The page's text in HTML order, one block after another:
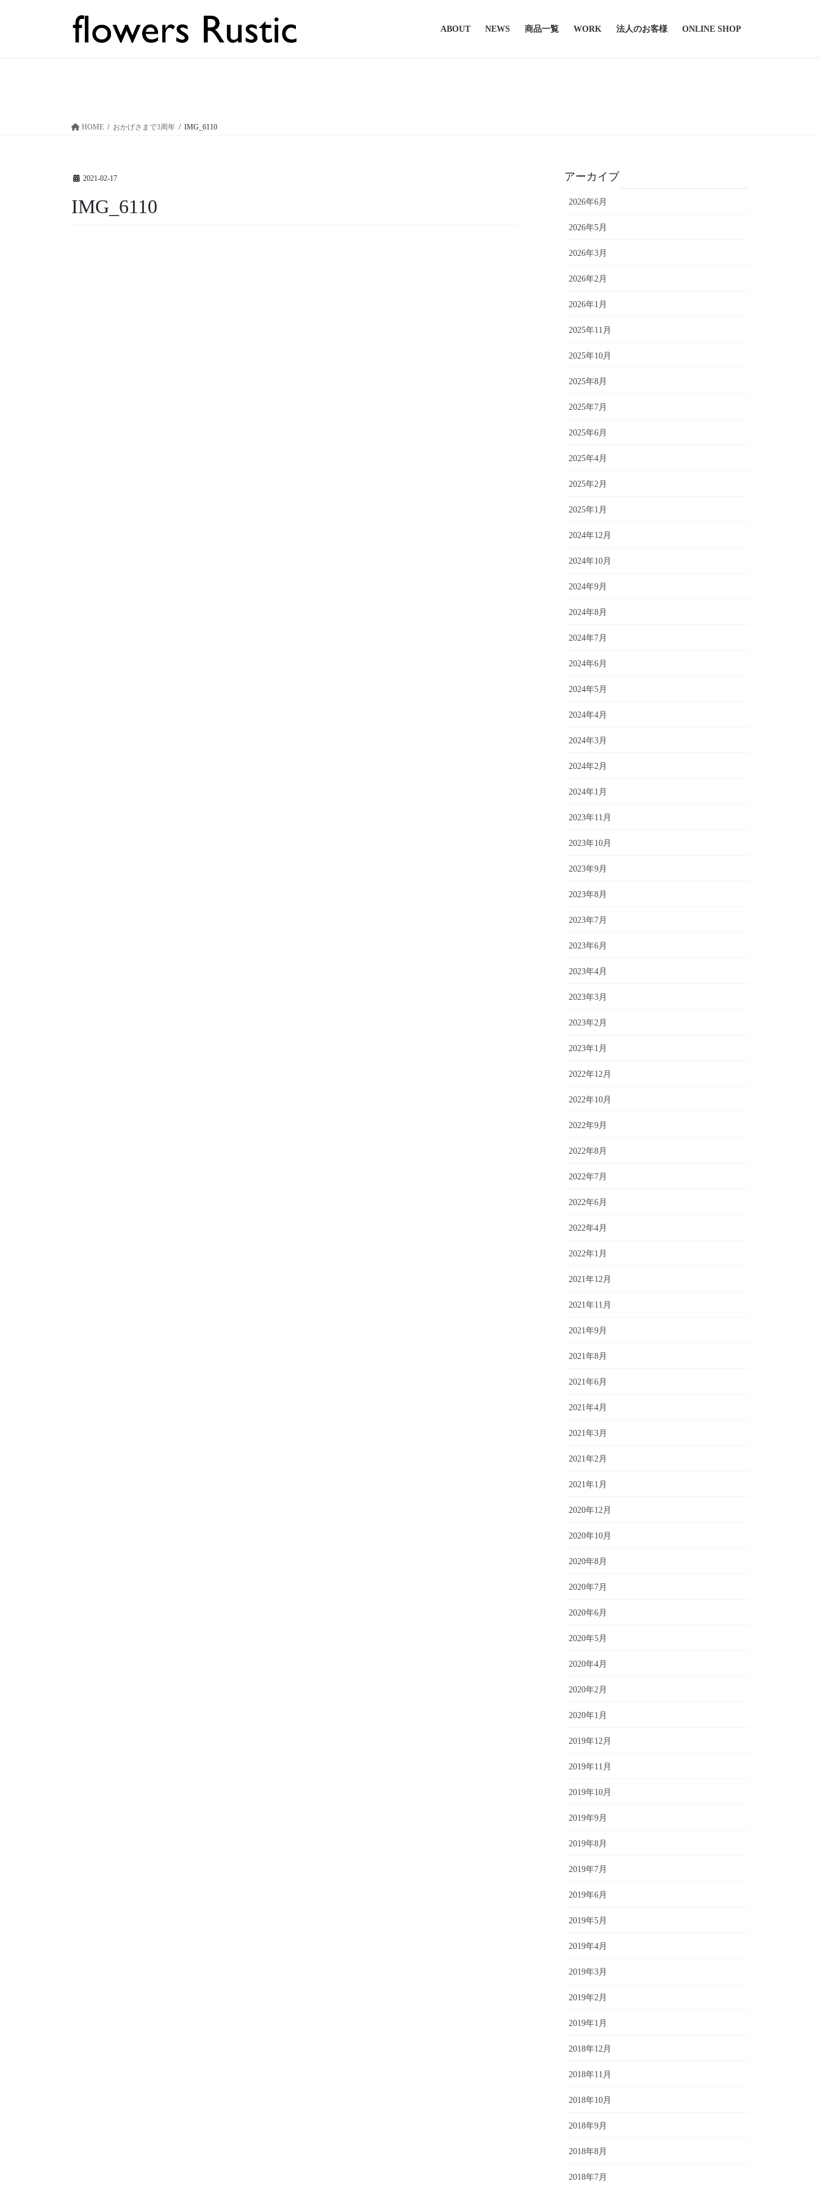
ABOUT NEWS 商品一覧 WORK 法人のお客様 ONLINE SHOP
HOME おかげさまで3周年 IMG_6110
2021-02-17
IMG_6110
アーカイブ
2026年6月
2026年5月
2026年3月
2026年2月
2026年1月
2025年11月
2025年10月
2025年8月
2025年7月
2025年6月
2025年4月
2025年2月
2025年1月
2024年12月
2024年10月
2024年9月
2024年8月
2024年7月
2024年6月
2024年5月
2024年4月
2024年3月
2024年2月
2024年1月
2023年11月
2023年10月
2023年9月
2023年8月
2023年7月
2023年6月
2023年4月
2023年3月
2023年2月
2023年1月
2022年12月
2022年10月
2022年9月
2022年8月
2022年7月
2022年6月
2022年4月
2022年1月
2021年12月
2021年11月
2021年9月
2021年8月
2021年6月
2021年4月
2021年3月
2021年2月
2021年1月
2020年12月
2020年10月
2020年8月
2020年7月
2020年6月
2020年5月
2020年4月
2020年2月
2020年1月
2019年12月
2019年11月
2019年10月
2019年9月
2019年8月
2019年7月
2019年6月
2019年5月
2019年4月
2019年3月
2019年2月
2019年1月
2018年12月
2018年11月
2018年10月
2018年9月
2018年8月
2018年7月